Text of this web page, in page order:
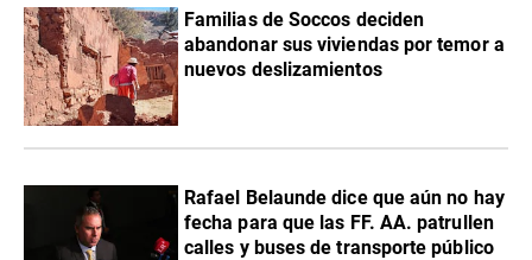
Familias de Soccos deciden
abandonar sus viviendas por temor a
nuevos deslizamientos
Rafael Belaunde dice que aún no hay
fecha para que las FF. AA. patrullen
calles y buses de transporte público